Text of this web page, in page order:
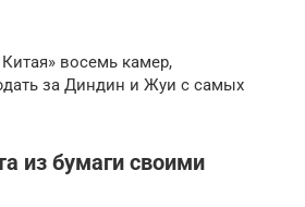
восемь камер,
за Диндин и Жуи с самых
из бумаги своими